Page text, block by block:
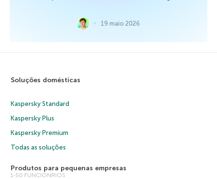
19 maio 2026
Soluções domésticas
Kaspersky Standard
Kaspersky Plus
Kaspersky Premium
Todas as soluções
Produtos para pequenas empresas
1-50 FUNCIONRIOS